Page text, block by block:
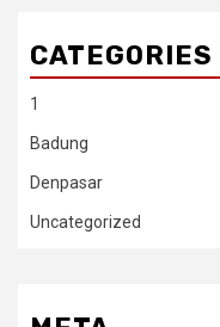
CATEGORIES
1
Badung
Denpasar
Uncategorized